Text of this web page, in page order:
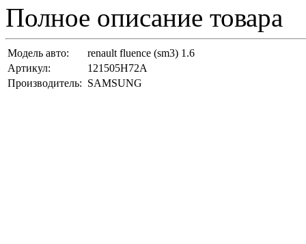
Полное описание товара
Модель авто:
renault fluence (sm3) 1.6
Артикул:
121505H72A
Производитель: SAMSUNG